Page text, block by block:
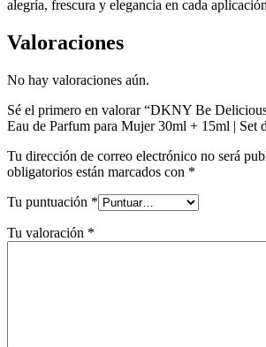
alegría, frescura y elegancia en cada
Valoraciones
No hay valoraciones aún.
Sé el primero en valorar “DKNY Be
Eau de Parfum para Mujer 30ml + 15ml | Set
Tu dirección de correo electrónico no será
obligatorios están marcados con *
Tu puntuación *
Tu valoración *